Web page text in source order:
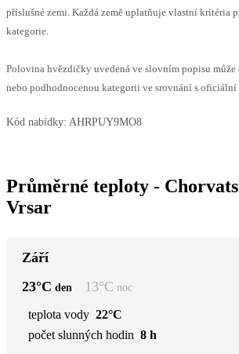
příslušné zemi. Každá země uplatňuje vlastní kritéria
kategorie.
Polovina hvězdičky uvedená ve slovním popisu může
nebo podhodnocenou kategorii ve srovnání s oficiální
Kód nabídky: AHRPUY9MO8
Průměrné teploty -
Vrsar
Září
23°C den 13°C noc
teplota vody 22°C
počet slunných hodin 8 h